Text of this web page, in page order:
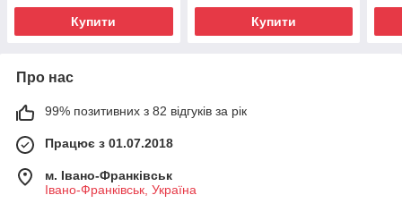
Купити Купити
Про нас
99% позитивних з 82 відгуків за рік
Працює з 01.07.2018
м. Івано-Франківськ
Івано-Франківськ, Україна